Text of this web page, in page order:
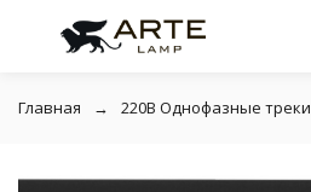
Главная 220В Однофазные треки